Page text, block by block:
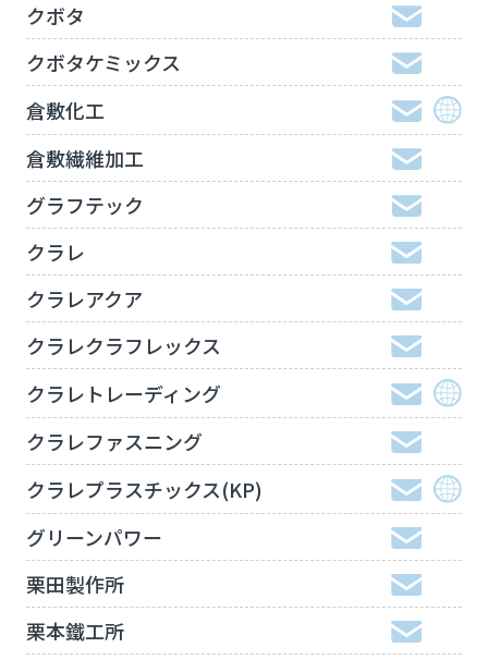
クボタ
クボタケミックス
倉敷化工
倉敷繊維加工
グラフテック
クラレ
クラレアクア
クラレクラフレックス
クラレトレーディング
クラレファスニング
クラレプラスチックス(KP)
グリーンパワー
栗田製作所
栗本鐵工所